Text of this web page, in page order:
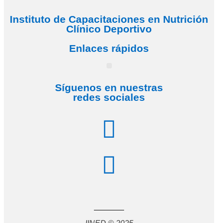
Instituto de Capacitaciones en Nutrición
Clínico Deportivo
Enlaces rápidos
Síguenos en nuestras
redes sociales